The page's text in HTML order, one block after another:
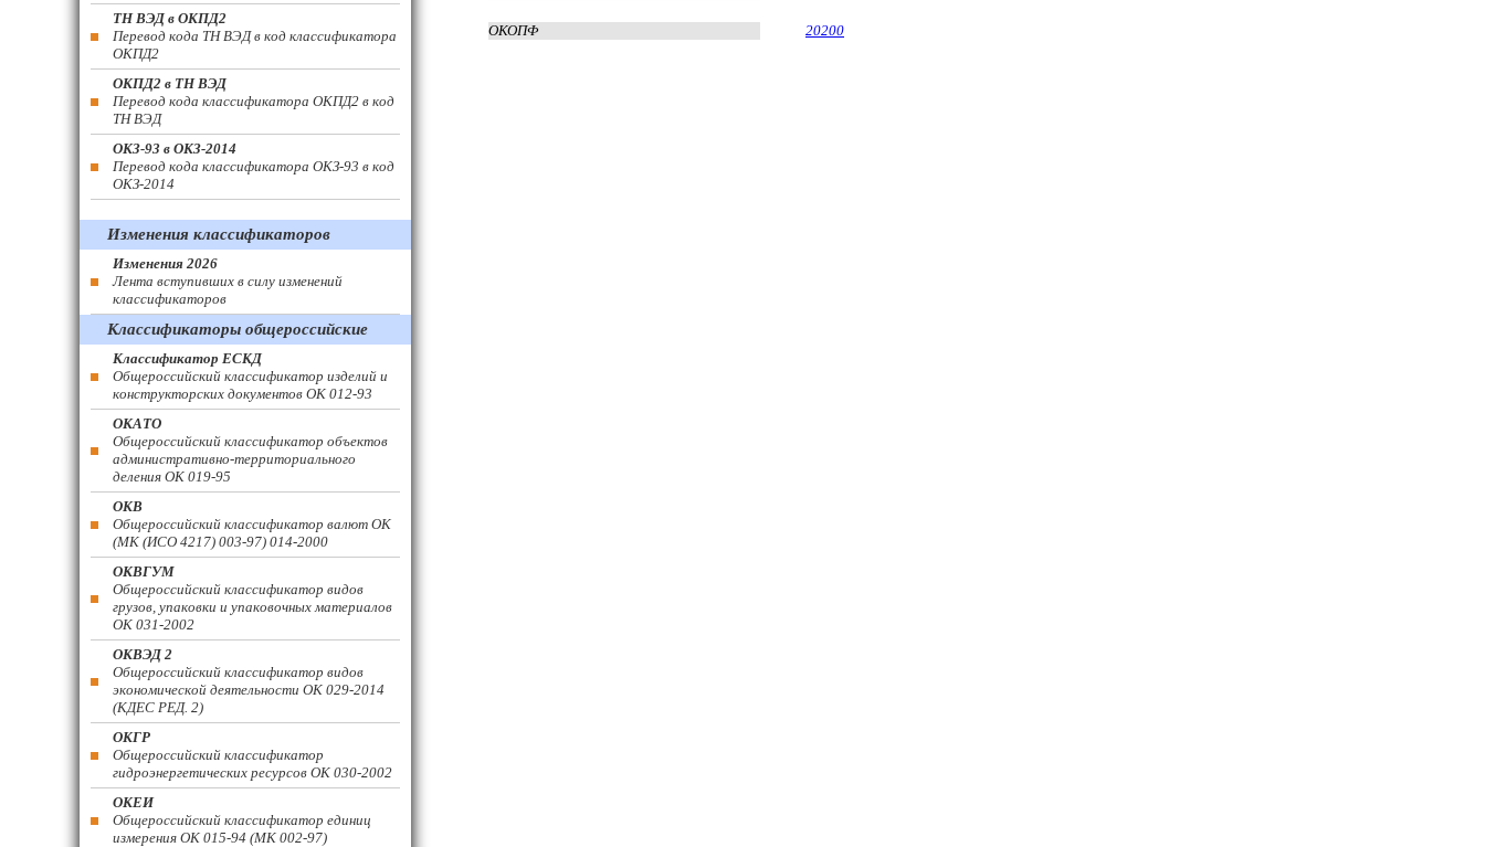
ОКОПФ 20200
ТН ВЭД в ОКПД2
Перевод кода ТН ВЭД в код классификатора
ОКПД2
ОКПД2 в ТН ВЭД
Перевод кода классификатора ОКПД2 в код
ТН ВЭД
ОКЗ-93 в ОКЗ-2014
Перевод кода классификатора ОКЗ-93 в код
ОКЗ-2014
Изменения классификаторов
Изменения 2026
Лента вступивших в силу изменений
классификаторов
Классификаторы общероссийские
Классификатор ЕСКД
Общероссийский классификатор изделий и
конструкторских документов ОК 012-93
ОКАТО
Общероссийский классификатор объектов
административно-территориального
деления ОК 019-95
ОКВ
Общероссийский классификатор валют ОК
(МК (ИСО 4217) 003-97) 014-2000
ОКВГУМ
Общероссийский классификатор видов
грузов, упаковки и упаковочных материалов
ОК 031-2002
ОКВЭД 2
Общероссийский классификатор видов
экономической деятельности ОК 029-2014
(КДЕС РЕД. 2)
ОКГР
Общероссийский классификатор
гидроэнергетических ресурсов ОК 030-2002
ОКЕИ
Общероссийский классификатор единиц
измерения ОК 015-94 (МК 002-97)